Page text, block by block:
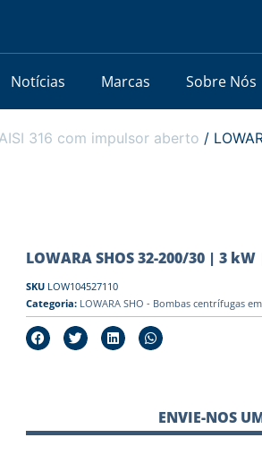
Notícias Marcas Sobre Nós
316 com impulsor aberto /
LOWARA SHOS 32-200/30 | 3 kW
SKU LOW104527110
Categoria: LOWARA SHO - Bombas centrífugas
ENVIE-NOS